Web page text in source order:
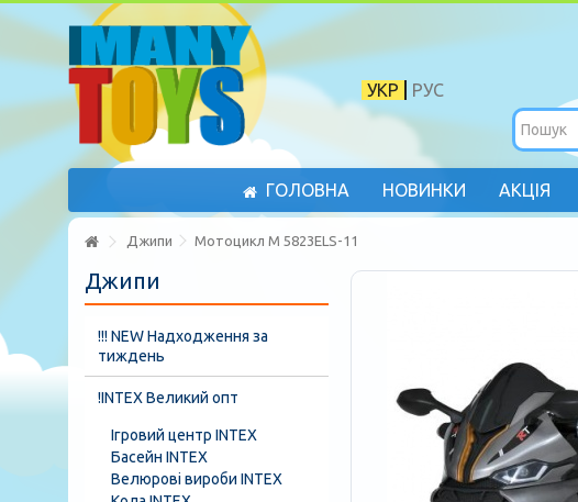
РУС
УКР
ГОЛОВНА НОВИНКИ АКЦІЯ
Джипи Мотоцикл M 5823ELS-11
Джипи
!!! NEW Надходження за
тиждень
!INTEX Великий опт
Ігровий центр INTEX
Басейн INTEX
Велюрові вироби INTEX